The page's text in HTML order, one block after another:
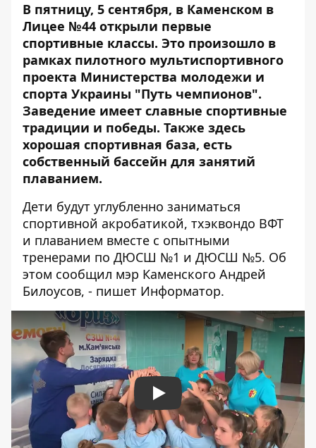
В пятницу, 5 сентября, в Каменском в
Лицее №44 открыли первые
спортивные классы. Это произошло в
рамках пилотного мультиспортивного
проекта Министерства молодежи и
спорта Украины "Путь чемпионов".
Заведение имеет славные спортивные
традиции и победы. Также здесь
хорошая спортивная база, есть
собственный бассейн для занятий
плаванием.
Дети будут углубленно заниматься
спортивной акробатикой, тхэквондо ВФТ
и плаванием вместе с опытными
тренерами по ДЮСШ №1 и ДЮСШ №5. Об
этом сообщил мэр Каменского Андрей
Билоусов, - пишет Информатор.
Play